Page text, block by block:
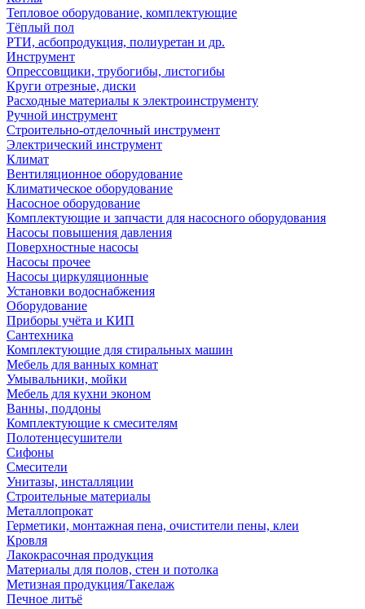
Тепловое оборудование, комплектующие
Тёплый пол
РТИ, асбопродукция, полиуретан и др.
Инструмент
Опрессовщики, трубогибы, листогибы
Круги отрезные, диски
Расходные материалы к электроинструменту
Ручной инструмент
Строительно-отделочный инструмент
Электрический инструмент
Климат
Вентиляционное оборудование
Климатическое оборудование
Насосное оборудование
Комплектующие и запчасти для насосного оборудования
Насосы повышения давления
Поверхностные насосы
Насосы прочее
Насосы циркуляционные
Установки водоснабжения
Оборудование
Приборы учёта и КИП
Сантехника
Комплектующие для стиральных машин
Мебель для ванных комнат
Умывальники, мойки
Мебель для кухни эконом
Ванны, поддоны
Комплектующие к смесителям
Полотенцесушители
Сифоны
Смесители
Унитазы, инсталляции
Строительные материалы
Металлопрокат
Герметики, монтажная пена, очистители пены, клеи
Кровля
Лакокрасочная продукция
Материалы для полов, стен и потолка
Метизная продукция/Такелаж
Печное литьё